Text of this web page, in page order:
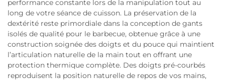
performance constante lors de la manipulation tout au
long de votre séance de cuisson. La préservation de la
dextérité reste primordiale dans la conception de gants
isolés de qualité pour le barbecue, obtenue grâce à une
construction soignée des doigts et du pouce qui maintient
l’articulation naturelle de la main tout en offrant une
protection thermique complète. Des doigts pré-courbés
reproduisent la position naturelle de repos de vos mains,